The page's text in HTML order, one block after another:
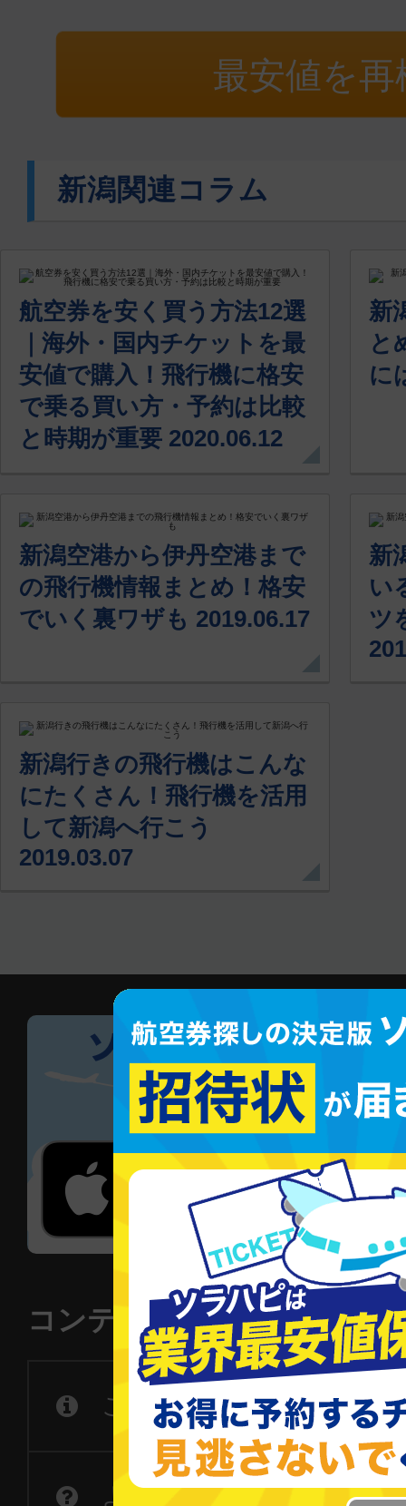
最安値を再
新潟関連コラム
航空券を安く買う方法12選
｜海外・国内チケットを最
安値で購入！飛行機に格安
で乗る買い方・予約は比較
と時期が重要 2020.06.12
新
と
に
新潟空港から伊丹空港まで
の飛行機情報まとめ！格安
でいく裏ワザも 2019.06.17
新
い
ツ
新潟行きの飛行機はこんな
にたくさん！飛行機を活用
して新潟へ行こう
2019.03.07
コンテンツ一覧
ご利用の流れ
よくあるご質問